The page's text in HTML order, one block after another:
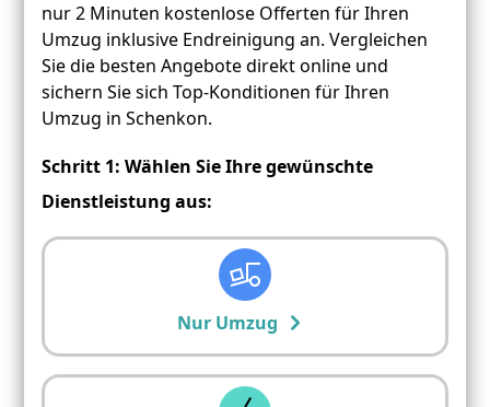
nur 2 Minuten kostenlose Offerten für Ihren
Umzug inklusive Endreinigung an. Vergleichen
Sie die besten Angebote direkt online und
sichern Sie sich Top-Konditionen für Ihren
Umzug in Schenkon.
Schritt 1: Wählen Sie Ihre gewünschte
Dienstleistung aus:
Nur Umzug